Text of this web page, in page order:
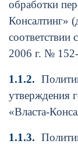
обработки
Консалтинг»
2006 г. №
1.1.2.
утверждения
«Власта-
1.1.3.